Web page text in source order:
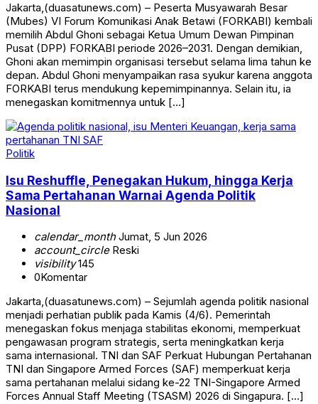
Jakarta,(duasatunews.com) – Peserta Musyawarah Besar
(Mubes) VI Forum Komunikasi Anak Betawi (FORKABI) kembali
memilih Abdul Ghoni sebagai Ketua Umum Dewan Pimpinan
Pusat (DPP) FORKABI periode 2026–2031. Dengan demikian,
Ghoni akan memimpin organisasi tersebut selama lima tahun ke
depan. Abdul Ghoni menyampaikan rasa syukur karena anggota
FORKABI terus mendukung kepemimpinannya. Selain itu, ia
menegaskan komitmennya untuk […]
Politik
Isu Reshuffle, Penegakan Hukum, hingga Kerja
Sama Pertahanan Warnai Agenda Politik
Nasional
calendar_monthJumat, 5 Jun 2026
account_circleReski
visibility145
0Komentar
Jakarta,(duasatunews.com) – Sejumlah agenda politik nasional
menjadi perhatian publik pada Kamis (4/6). Pemerintah
menegaskan fokus menjaga stabilitas ekonomi, memperkuat
pengawasan program strategis, serta meningkatkan kerja
sama internasional. TNI dan SAF Perkuat Hubungan Pertahanan
TNI dan Singapore Armed Forces (SAF) memperkuat kerja
sama pertahanan melalui sidang ke-22 TNI-Singapore Armed
Forces Annual Staff Meeting (TSASM) 2026 di Singapura. […]